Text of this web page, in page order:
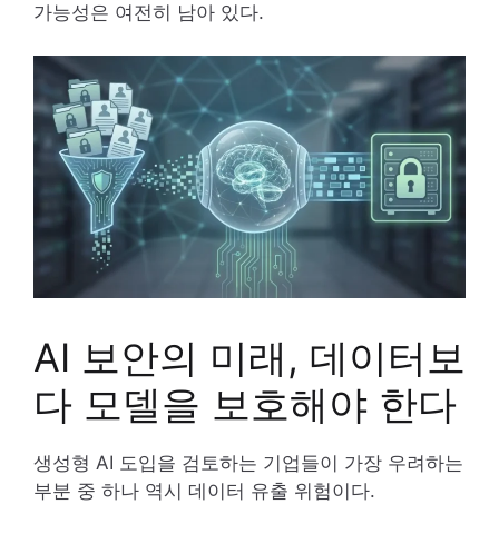
가능성은 여전히 남아 있다.
AI 보안의 미래, 데이터보
다 모델을 보호해야 한다
생성형 AI 도입을 검토하는 기업들이 가장 우려하는
부분 중 하나 역시 데이터 유출 위험이다.